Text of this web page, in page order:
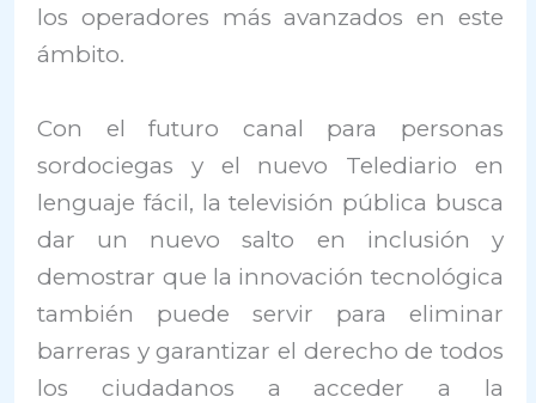
los operadores más avanzados en este
ámbito.
Con el futuro canal para personas
sordociegas y el nuevo Telediario en
lenguaje fácil, la televisión pública busca
dar un nuevo salto en inclusión y
demostrar que la innovación tecnológica
también puede servir para eliminar
barreras y garantizar el derecho de todos
los ciudadanos a acceder a la